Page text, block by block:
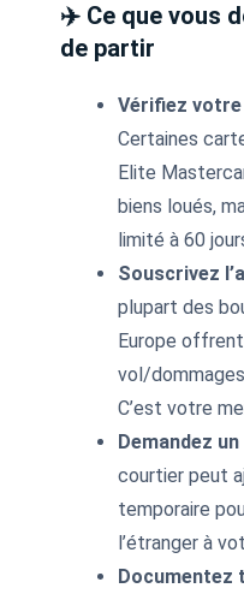
✈️ Ce que vous
de partir
Vérifiez
Certaines
Elite
biens loués,
limité à 60
Souscrivez
plupart des
Europe
vol/
C’est votre
Demandez
courtier peut
temporaire
l’étranger à
Documentez